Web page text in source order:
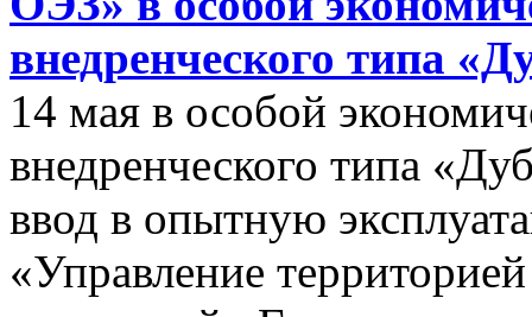
внедренческого типа
14 мая в особой
внедренческого типа
ввод в опытную
«Управление